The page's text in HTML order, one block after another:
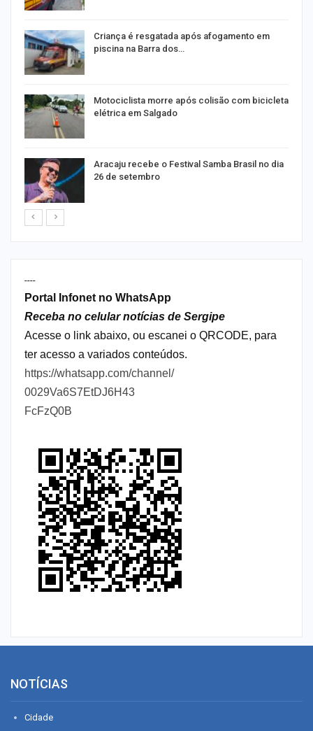
Criança é resgatada após afogamento em
piscina na Barra dos…
Motociclista morre após colisão com bicicleta
elétrica em Salgado
Aracaju recebe o Festival Samba Brasil no dia
26 de setembro
----
Portal Infonet no WhatsApp
Receba no celular notícias de Sergipe
Acesse o link abaixo, ou escanei o QRCODE, para
ter acesso a variados conteúdos.
https://whatsapp.com/channel/
0029Va6S7EtDJ6H43
FcFzQ0B
NOTÍCIAS
Cidade